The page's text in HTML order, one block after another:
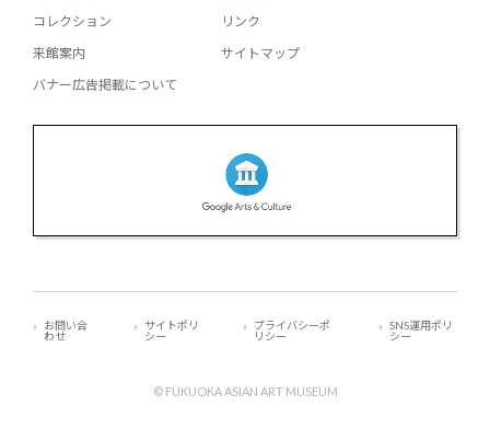
コレクション
来館案内
バナー広告掲載について
リンク
サイトマップ
© FUKUOKA ASIAN ART MUSEUM
お問い合
わせ
サイトポリ
シー
プライバシーポ
リシー
SNS運用ポリ
シー